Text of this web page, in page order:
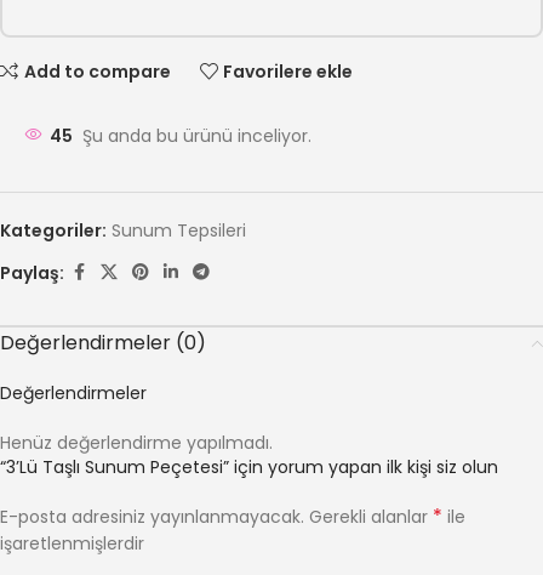
Add to compare Favorilere ekle
45 Şu anda bu ürünü inceliyor.
Kategoriler: Sunum Tepsileri
Paylaş:
Değerlendirmeler (0)
Değerlendirmeler
Henüz değerlendirme yapılmadı.
“3’Lü Taşlı Sunum Peçetesi” için yorum yapan ilk kişi siz olun
E-posta adresiniz yayınlanmayacak. Gerekli alanlar * ile
işaretlenmişlerdir